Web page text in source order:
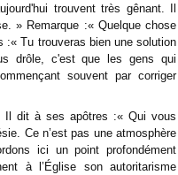
trouvent très gênant. Il
» Remarque :« Quelque chose
:« Tu trouveras bien une solution
drôle, c'est que les gens qui
souvent par corriger
dit à ses apôtres :« Qui vous
Ce n’est pas une atmosphère
ici un point profondément
à l’Église son autoritarisme